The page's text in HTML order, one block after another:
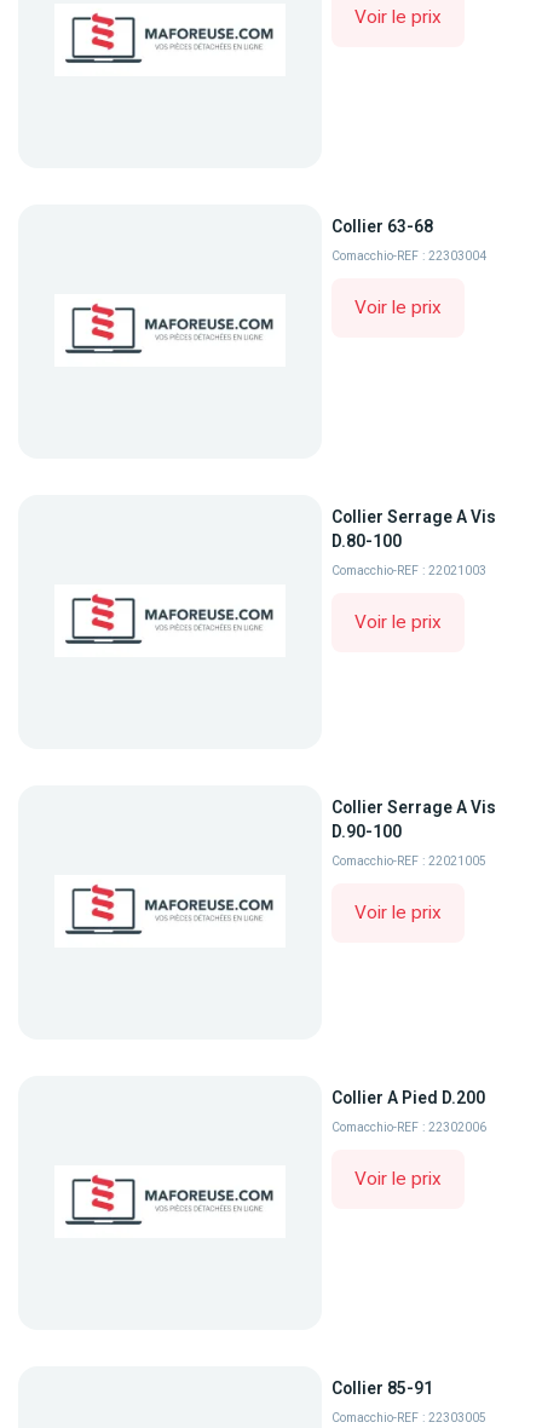
Voir le prix
Collier 63-68
Comacchio-REF : 22303004
Voir le prix
Collier Serrage A Vis
D.80-100
Comacchio-REF : 22021003
Voir le prix
Collier Serrage A Vis
D.90-100
Comacchio-REF : 22021005
Voir le prix
Collier A Pied D.200
Comacchio-REF : 22302006
Voir le prix
Collier 85-91
Comacchio-REF : 22303005